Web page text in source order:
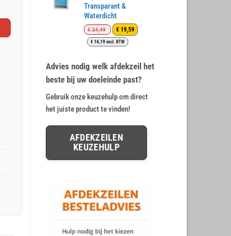
Transparant &
Waterdicht
€24,49
Oorspronkelijke
prijs
was:
€ 19,59 Huidige
€ 16,19 excl. BTW
Advies nodig welk afdekzeil het
beste bij uw doeleinde past?
Gebruik onze keuzehulp om direct
het juiste product te vinden!
AFDEKZEILEN
KEUZEHULP